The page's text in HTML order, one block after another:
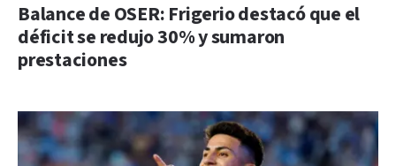
Balance de OSER: Frigerio destacó que el
déficit se redujo 30% y sumaron
prestaciones